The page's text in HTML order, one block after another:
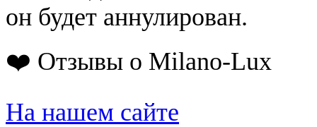
он будет аннулирован.
❤️ Отзывы о Milano-Lux
На нашем сайте